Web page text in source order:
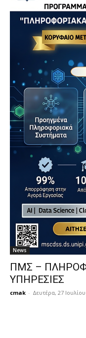
News
ΠΜΣ –
ΥΠΗΡΕΣΙΕΣ
cmak - Δευτέρα, 27